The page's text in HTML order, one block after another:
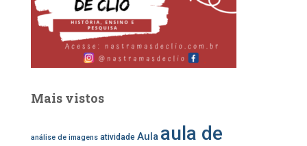
m
Mais vistos
análise de imagens atividade Aula aula de